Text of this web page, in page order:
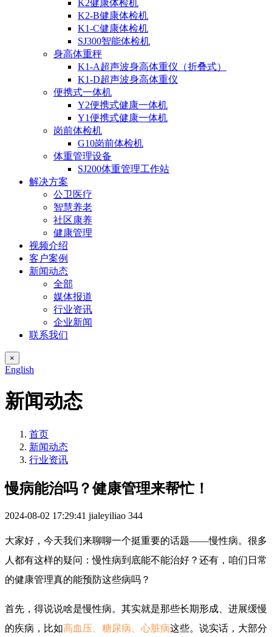
K2健康体检机
K2-B健康体检机
K1-C健康体检机
SJ300智能体检机
身高体重秤
K1-A超声波身高体重仪（折叠式）
K1-D超声波身高体重仪
便携式一体机
Y2便携式健康一体机
Y1便携式健康一体机
岗前体检机
G10岗前体检机
体重管理设备
SJ200体重管理工作站
解决方案
公卫医疗
智慧养老
社区康养
健康管理
视频介绍
客户案例
新闻动态
全部
媒体报道
行业资讯
企业新闻
联系我们
×
English
新闻动态
首页
新闻动态
行业资讯
慢病能治吗？健康管理来帮忙！
2024-08-02 17:29:41 jialeyiliao 344
大家好，今天我们来聊聊一个挺重要的话题——慢性病。很多
人都有这样的疑问：慢性病到底能不能治好？还有，咱们日常
的健康管理真的能预防这些病吗？
首先，得说说啥是慢性病。其实就是那些长期形成、进展缓慢
的疾病，比如高血压、糖尿病、心脏病这些。说实话，大部分